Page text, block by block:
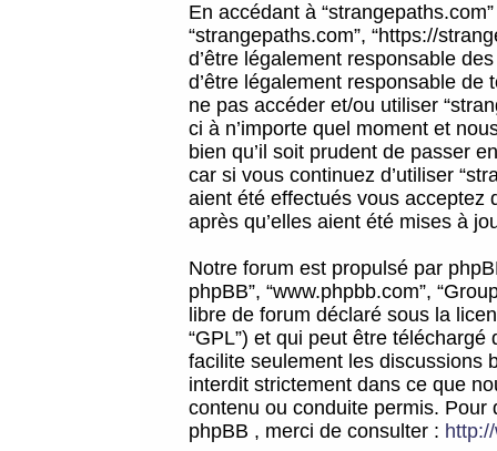
En accédant à
“strangepaths.com”, “https://
d’être légalement responsable
d’être légalement responsable
ne pas accéder et/ou utiliser
ci à n’importe quel moment et
bien qu’il soit prudent de passer
car si vous continuez d’utiliser
aient été effectués vous acceptez
après qu’elles aient été mises à
Notre forum est propulsé par
phpBB”, “www.phpbb.com”,
libre de forum déclaré sous la
“GPL”) et qui peut être téléchargé
facilite seulement les discussions
interdit strictement dans ce que
contenu ou conduite permis.
phpBB , merci de consulter :